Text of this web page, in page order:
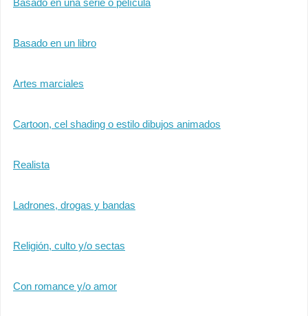
Basado en una serie o película
Basado en un libro
Artes marciales
Cartoon, cel shading o estilo dibujos animados
Realista
Ladrones, drogas y bandas
Religión, culto y/o sectas
Con romance y/o amor